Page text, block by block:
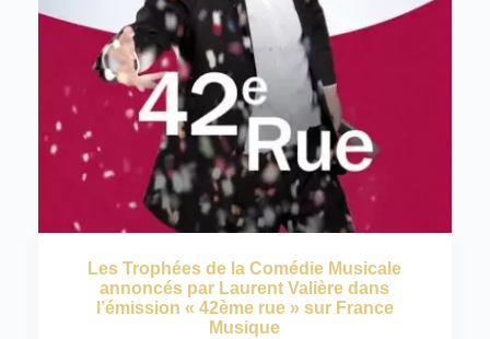
Les Trophées de la Comédie Musicale
annoncés par Laurent Valière dans
l’émission « 42ème rue » sur France
Musique